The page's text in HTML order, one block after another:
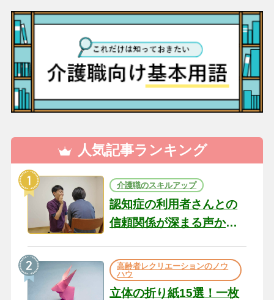
人気記事ランキング
介護職のスキルアップ
認知症の利用者さんとの
信頼関係が深まる声かけ
の現場から（22）
高齢者レクリエーションのノウ
ハウ
立体の折り紙15選！一枚